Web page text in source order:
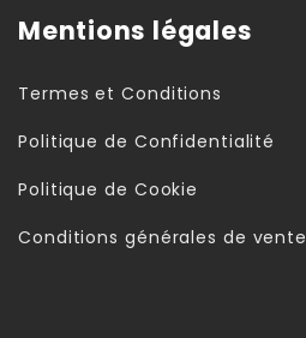
Mentions légales
Termes et Conditions
Politique de Confidentialité
Politique de Cookie
Conditions générales de vente